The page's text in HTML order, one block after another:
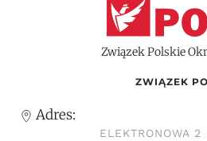
Związek Polskie
ZWIĄZEK
Adres:
ELEKTRONOWA 2